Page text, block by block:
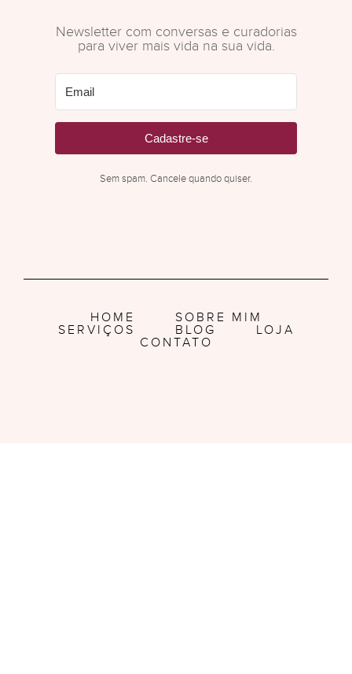
Newsletter com conversas e curadorias
para viver mais vida na sua vida.
Cadastre-se
Sem spam. Cancele quando quiser.
HOME
SOBRE MIM
SERVIÇOS
BLOG
LOJA
CONTATO